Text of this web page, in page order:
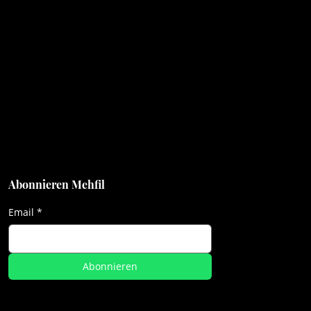
Abonnieren Mehfil
Email *
Abonnieren